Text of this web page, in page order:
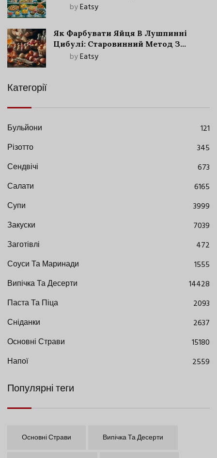
byEatsy
Як Фарбувати Яйця В Лушпинні
Цибулі: Старовинний Метод З
Сучасними Нюансами
byEatsy
Категорії
Бульйони
121
Різотто
345
Сендвічі
673
Салати
6165
Супи
3999
Закуски
7039
Заготівлі
472
Соуси Та Маринади
1555
Випічка Та Десерти
14428
Паста Та Піца
2093
Сніданки
2637
Основні Страви
15180
Напої
2559
Популярні теги
Основні Страви Випічка Та Десерти